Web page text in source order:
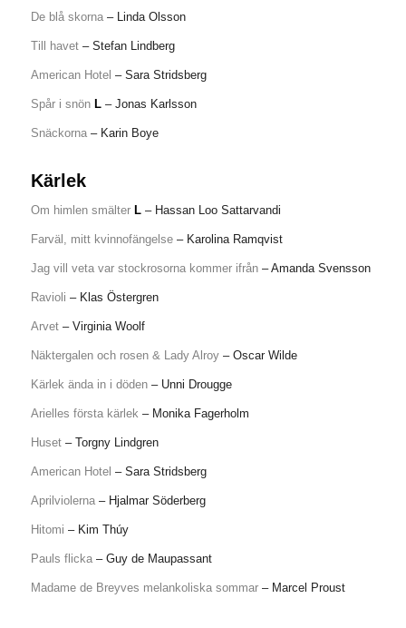
De blå skorna– Linda Olsson
Till havet– Stefan Lindberg
American Hotel – Sara Stridsberg
Spår i snön L– Jonas Karlsson
Snäckorna– Karin Boye
Kärlek
Om himlen smälter L– Hassan Loo Sattarvandi
Farväl, mitt kvinnofängelse– Karolina Ramqvist
Jag vill veta var stockrosorna kommer ifrån– Amanda Svensson
Ravioli – Klas Östergren
Arvet– Virginia Woolf
Näktergalen och rosen & Lady Alroy– Oscar Wilde
Kärlek ända in i döden– Unni Drougge
Arielles första kärlek – Monika Fagerholm
Huset– Torgny Lindgren
American Hotel – Sara Stridsberg
Aprilviolerna– Hjalmar Söderberg
Hitomi – Kim Thúy
Pauls flicka– Guy de Maupassant
Madame de Breyves melankoliska sommar– Marcel Proust